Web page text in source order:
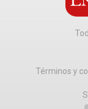
Términos y